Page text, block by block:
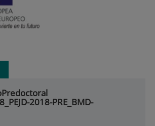
2018-PRE_BMD-